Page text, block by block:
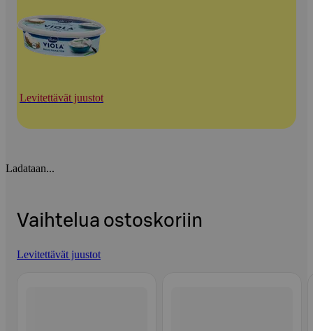
Levitettävät juustot
Ladataan...
Vaihtelua ostoskoriin
Levitettävät juustot